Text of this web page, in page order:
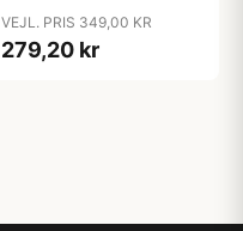
VEJL. PRIS 349,00 KR
279,20 kr